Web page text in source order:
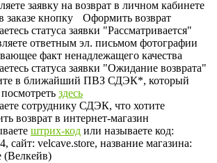
заявку на возврат в личном кабинете
заказе кнопку
Оформить возврат
статуса заявки "Рассматривается"
ответным эл. письмом фотографии
факт ненадлежащего качества
статуса заявки "Ожидание возврата"
в ближайший ПВЗ СДЭК*, который
здесь
сотруднику СДЭК, что хотите
возврат в интернет-магазин
штрих-код или называете код:
сайт: velcave.store, название магазина:
(Велкейв)